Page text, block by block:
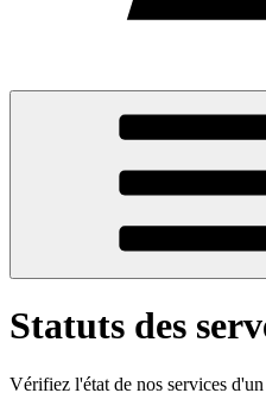
Statuts des
Vérifiez l'état de nos services